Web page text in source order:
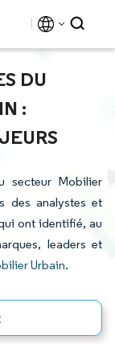
DU
:
secteur Mobilier
des analystes et
ont identifié, au
leaders et
Urbain.